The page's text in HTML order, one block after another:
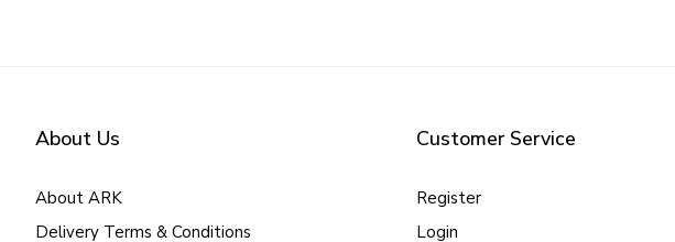
About Us
About ARK
Delivery Terms & Conditions
Customer Service
Register
Login